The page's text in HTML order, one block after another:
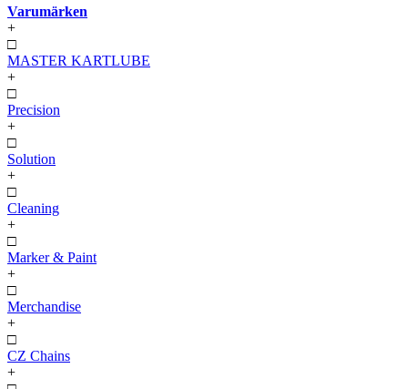
Varumärken
+
□
MASTER KARTLUBE
+
□
Precision
+
□
Solution
+
□
Cleaning
+
□
Marker & Paint
+
□
Merchandise
+
□
CZ Chains
+